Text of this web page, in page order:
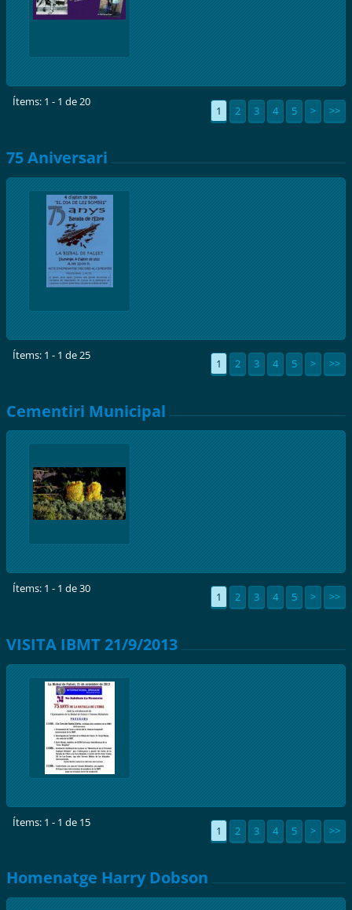
Ítems: 1 - 1 de 20
1 2 3 4 5 > >>
75 Aniversari
Ítems: 1 - 1 de 25
1 2 3 4 5 > >>
Cementiri Municipal
Ítems: 1 - 1 de 30
1 2 3 4 5 > >>
VISITA IBMT 21/9/2013
Ítems: 1 - 1 de 15
1 2 3 4 5 > >>
Homenatge Harry Dobson